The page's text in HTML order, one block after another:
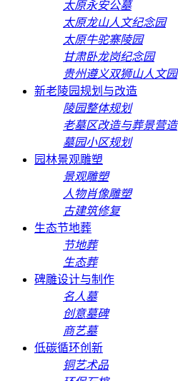
太原永安公墓
太原龙山人文纪念园
太原牛驼寨陵园
甘肃卧龙岗纪念园
贵州遵义双狮山人文园
新老陵园规划与改造
陵园整体规划
老墓区改造与葬景营造
墓园小区规划
园林景观雕塑
景观雕塑
人物肖像雕塑
古建筑修复
生态节地葬
节地葬
生态葬
碑雕设计与制作
名人墓
创意墓碑
商艺墓
低碳循环创新
铜艺术品